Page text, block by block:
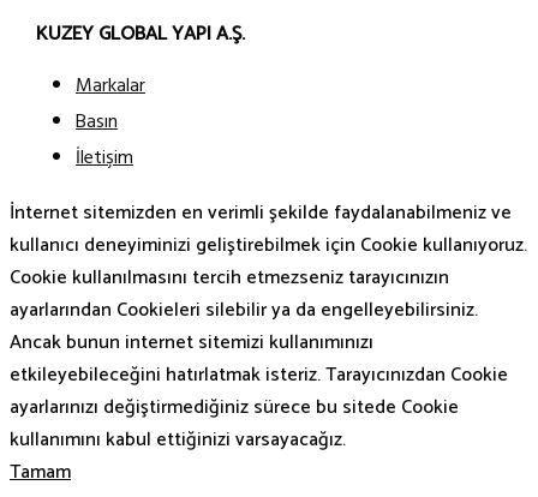
KUZEY GLOBAL YAPI A.Ş.
Markalar
Basın
İletişim
İnternet sitemizden en verimli şekilde faydalanabilmeniz ve
kullanıcı deneyiminizi geliştirebilmek için Cookie kullanıyoruz.
Cookie kullanılmasını tercih etmezseniz tarayıcınızın
ayarlarından Cookieleri silebilir ya da engelleyebilirsiniz.
Ancak bunun internet sitemizi kullanımınızı
etkileyebileceğini hatırlatmak isteriz. Tarayıcınızdan Cookie
ayarlarınızı değiştirmediğiniz sürece bu sitede Cookie
kullanımını kabul ettiğinizi varsayacağız.
Tamam